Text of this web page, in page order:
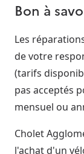
Bon à
Les
de votre
(tarifs
pas acceptés
mensuel ou
Cholet
l'achat d'un